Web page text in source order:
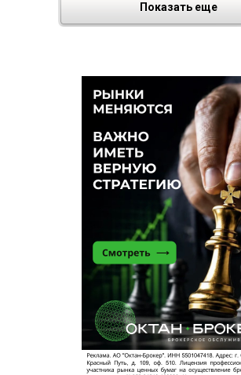
Показать еще